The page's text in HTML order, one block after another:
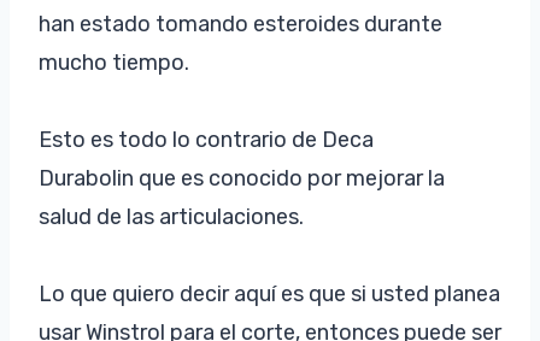
han estado tomando esteroides durante
mucho tiempo.
Esto es todo lo contrario de Deca
Durabolin que es conocido por mejorar la
salud de las articulaciones.
Lo que quiero decir aquí es que si usted planea
usar Winstrol para el corte, entonces puede ser